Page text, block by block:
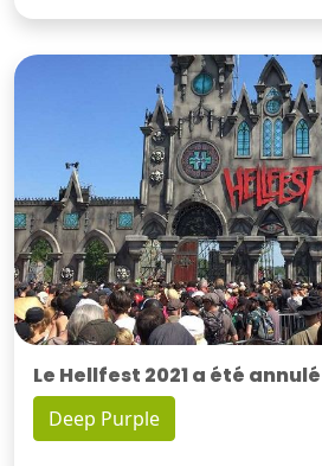
Le Hellfest 2021 a été annulé
Deep Purple